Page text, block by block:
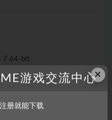
7 64-bit
resolution 1024 x
×
游戏交流中心
册就能下载